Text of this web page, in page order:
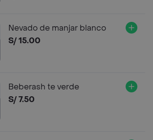
Nevado de manjar blanco
S/ 15.00
Beberash te verde
S/ 7.50